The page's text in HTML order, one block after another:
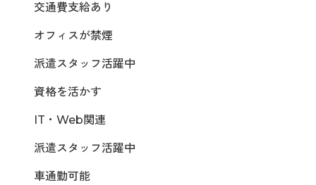
交通費支給あり
オフィスが禁煙
派遣スタッフ活躍中
資格を活かす
IT・Web関連
派遣スタッフ活躍中
車通勤可能